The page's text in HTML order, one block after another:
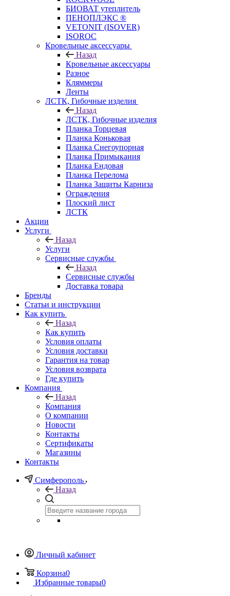
БИОВАТ утеплитель
ПЕНОПЛЭКС ®
VETONIT (ISOVER)
ISOROC
Кровельные аксессуары
Назад
Кровельные аксессуары
Разное
Кляммеры
Ленты
ЛСТК, Гибочные изделия
Назад
ЛСТК, Гибочные изделия
Планка Торцевая
Планка Коньковая
Планка Снегоупорная
Планка Примыкания
Планка Ендовая
Планка Перелома
Планка Защиты Карниза
Ограждения
Плоский лист
ЛСТК
Акции
Услуги
Назад
Услуги
Сервисные службы
Назад
Сервисные службы
Доставка товара
Бренды
Статьи и инструкции
Как купить
Назад
Как купить
Условия оплаты
Условия доставки
Гарантия на товар
Условия возврата
Где купить
Компания
Назад
Компания
О компании
Новости
Контакты
Сертификаты
Магазины
Контакты
Симферополь
Назад
Личный кабинет
Корзина0
Избранные товары0